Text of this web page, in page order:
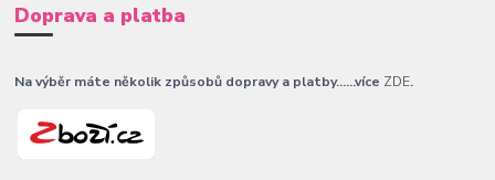
Doprava a platba
Na výběr máte několik způsobů dopravy a platby......více ZDE.